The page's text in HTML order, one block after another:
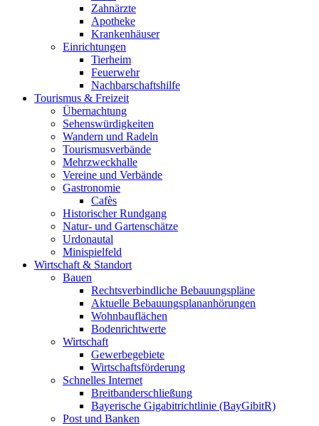
Zahnärzte
Apotheke
Krankenhäuser
Einrichtungen
Tierheim
Feuerwehr
Nachbarschaftshilfe
Tourismus & Freizeit
Übernachtung
Sehenswürdigkeiten
Wandern und Radeln
Tourismusverbände
Mehrzweckhalle
Vereine und Verbände
Gastronomie
Cafès
Historischer Rundgang
Natur- und Gartenschätze
Urdonautal
Minispielfeld
Wirtschaft & Standort
Bauen
Rechtsverbindliche Bebauungspläne
Aktuelle Bebauungsplananhörungen
Wohnbauflächen
Bodenrichtwerte
Wirtschaft
Gewerbegebiete
Wirtschaftsförderung
Schnelles Internet
Breitbanderschließung
Bayerische Gigabitrichtlinie (BayGibitR)
Post und Banken